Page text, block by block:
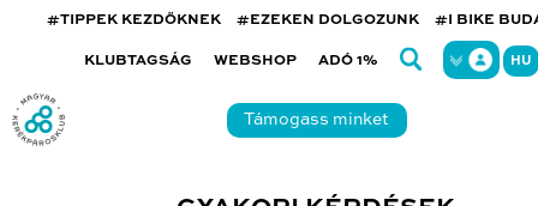
#TIPPEK KEZDŐKNEK #EZEKEN DOLGOZUNK #I BIKE
KLUBTAGSÁG WEBSHOP ADÓ 1% HU
Támogass minket